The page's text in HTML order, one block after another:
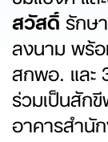
สวัสดิ์รักษ
ลงนาม พร้
สกพอ. และ
ร่วมเป็นสัก
อาคารสำนั